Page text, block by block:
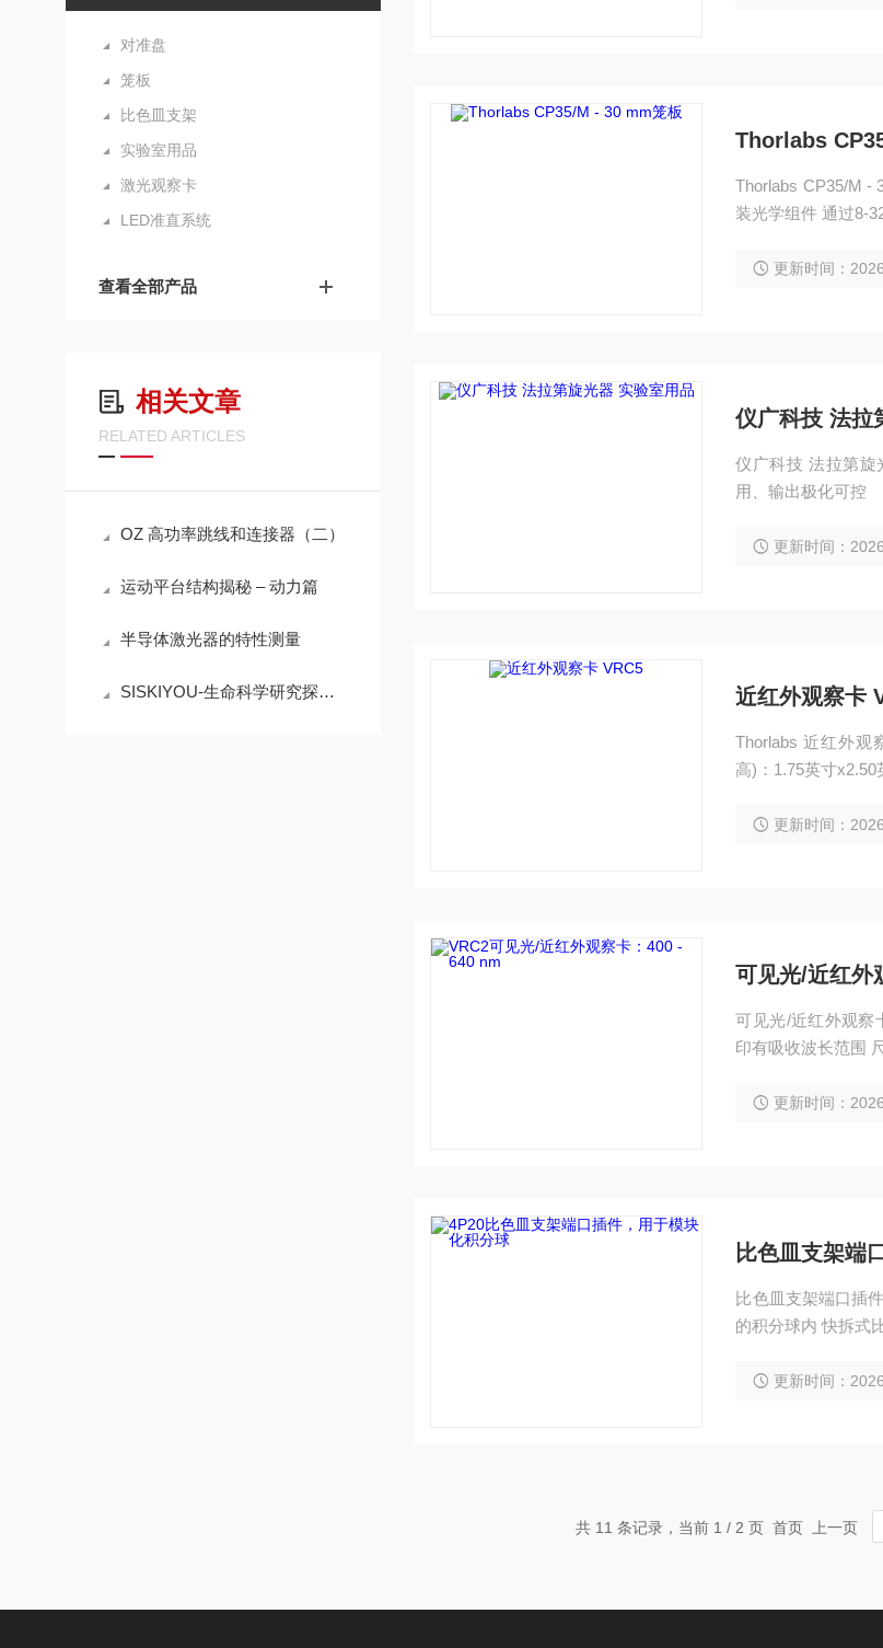
对准盘
笼板
比色皿支架
实验室用品
激光观察卡
LED准直系统
查看全部产品
相关文章
RELATED ARTICLES
OZ 高功率跳线和连接器（二）
运动平台结构揭秘 – 动力篇
半导体激光器的特性测量
SISKIYOU-生命科学研究探针定位优化
Thorlabs
Thorlabs CP35/M -
装光学组件 通过8-
更新时间：
仪广科技 法拉
仪广科技 法拉第旋
用、输出极化可控
更新时间：
近红外观察卡
Thorlabs 近红外观
高)：1.75英寸x2.50
更新时间：
可见光/近红外
可见光/近红外观察
印有吸收波长范围
更新时间：
比色皿支架端
比色皿支架端口插
的积分球
更新时间：
共 11 条记录，当前 1 / 2 页 首页 上一页